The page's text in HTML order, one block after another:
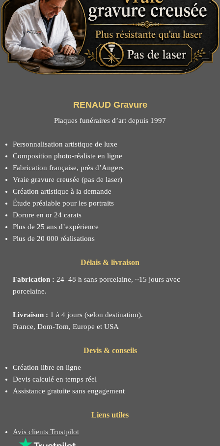
RENAUD Gravure
Plaques funéraires d’art depuis 1997
Personnalisation artistique de luxe
Composition photo-réaliste en ligne
Fabrication française, près d’Angers
Vraie gravure creusée (pas de laser)
Création artistique à la demande
Étude préalable pour les portraits
Dorure en or 24 carats
Plus de 25 ans d’expérience
Plus de 20 000 réalisations
Délais & livraison
Fabrication : 24–48 h sans porcelaine, ~15 jours avec
porcelaine.
Livraison : 1 à 4 jours (selon destination).
France, Dom-Tom, Europe et USA
Devis & conseils
Création libre en ligne
Devis calculé en temps réel
Assistance gratuite sans engagement
Liens utiles
Avis clients Trustpilot